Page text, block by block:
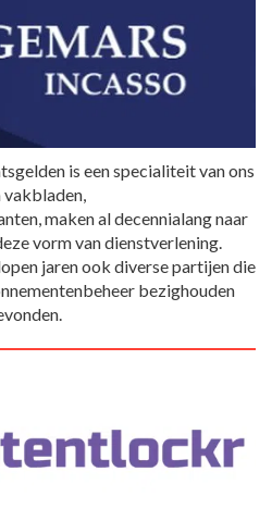
is een specialiteit van ons
vakbladen,
maken al decennialang naar
vorm van dienstverlening.
jaren ook diverse partijen die
bezighouden